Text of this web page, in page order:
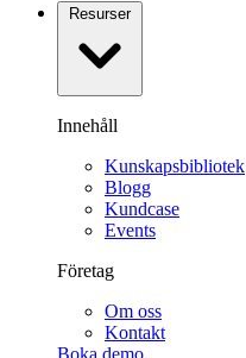
Resurser
Innehåll
Kunskapsbibliotek
Blogg
Kundcase
Events
Företag
Om oss
Kontakt
Boka demo